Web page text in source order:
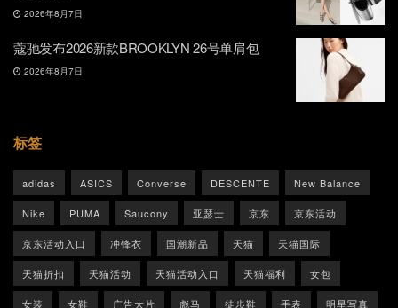
2026年8月7日
蔻驰发布2026新款BROOKLYN 26号单肩包
2026年8月7日
标签
adidas ASICS Converse DESCENTE New Balance
Nike PUMA Saucony 亚瑟士 京东 京东活动
京东活动入口 冲锋衣 国潮新品 天猫 天猫国际
天猫折扣 天猫活动 天猫活动入口 天猫福利 女包
女装 女鞋 广告大片 彪马 徒步鞋 手表 明星写真